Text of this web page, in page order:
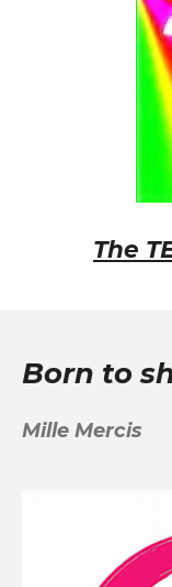
The
Born to
Mille Mercis